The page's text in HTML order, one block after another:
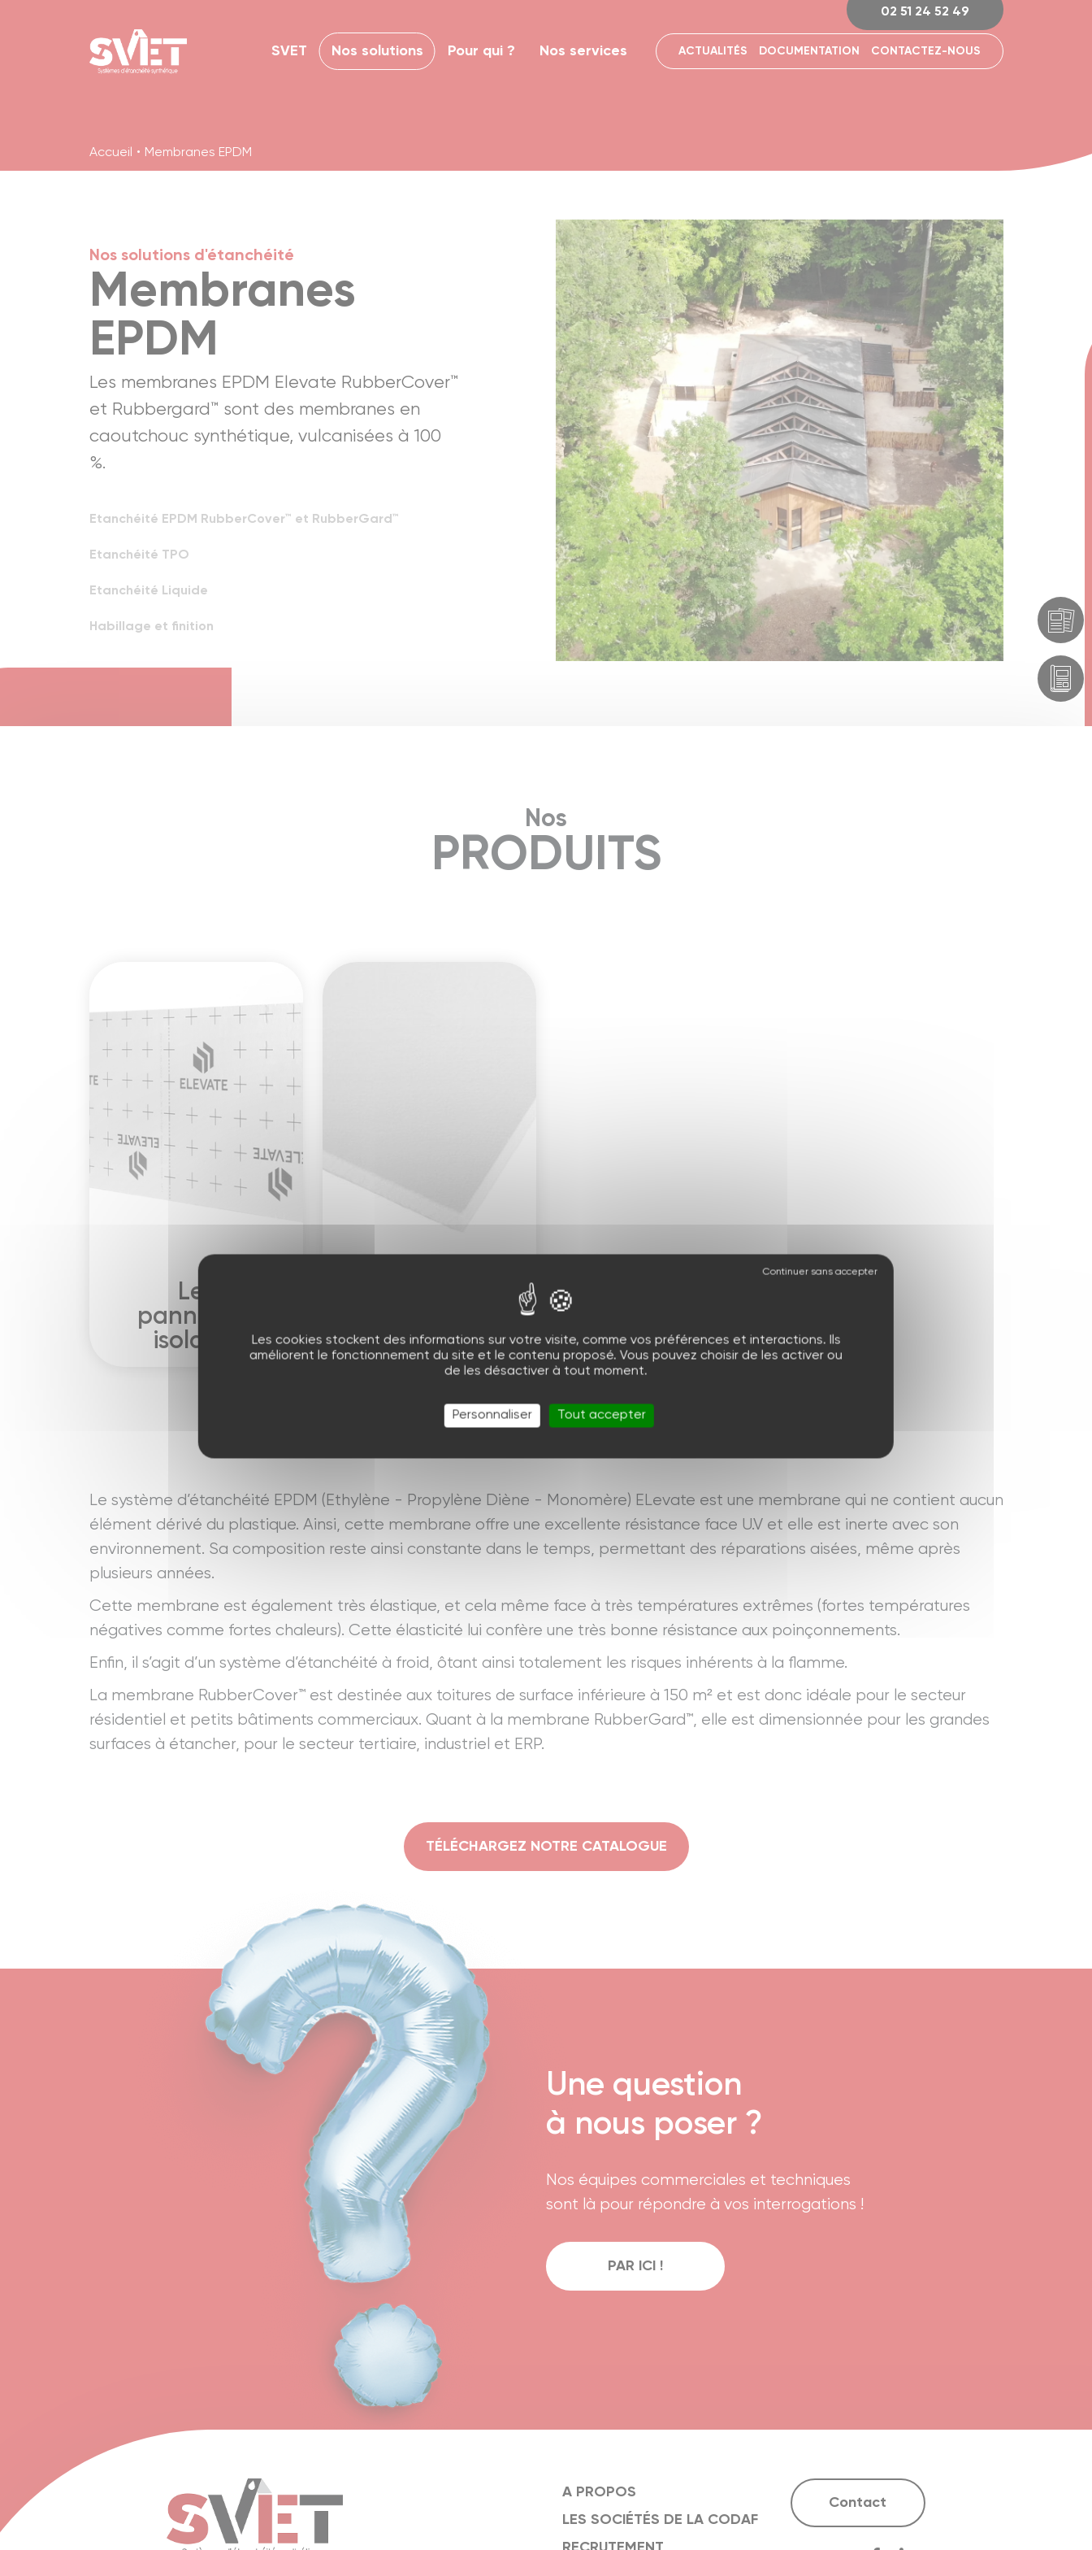
SVET Nos solutions Pour qui ? Nos services ACTUALITÉS DOCUMENTATION CONTACTEZ-NOUS
02 51 24 52 49
Accueil Membranes EPDM
Nos solutions d'étanchéité
Membranes
EPDM
Les membranes EPDM Elevate RubberCover™
et Rubbergard™ sont des membranes en
caoutchouc synthétique, vulcanisées à 100
%.
Etanchéité EPDM RubberCover™ et RubberGard™
Etanchéité TPO
Etanchéité Liquide
Habillage et finition
Nos
PRODUITS
Les
panneaux
isolants
répartition
1 2
Le système d’étanchéité EPDM (Ethylène - Propylène Diène - Monomère) ELevate est une membrane qui ne contient aucun
élément dérivé du plastique. Ainsi, cette membrane offre une excellente résistance face U.V et elle est inerte avec son
environnement. Sa composition reste ainsi constante dans le temps, permettant des réparations aisées, même après
plusieurs années.
Cette membrane est également très élastique, et cela même face à très températures extrêmes (fortes températures
négatives comme fortes chaleurs). Cette élasticité lui confère une très bonne résistance aux poinçonnements.
Enfin, il s’agit d’un système d’étanchéité à froid, ôtant ainsi totalement les risques inhérents à la flamme.
La membrane RubberCover™ est destinée aux toitures de surface inférieure à 150 m² et est donc idéale pour le secteur
résidentiel et petits bâtiments commerciaux. Quant à la membrane RubberGard™, elle est dimensionnée pour les grandes
surfaces à étancher, pour le secteur tertiaire, industriel et ERP.
TÉLÉCHARGEZ NOTRE CATALOGUE
Une question
à nous poser ?
Nos équipes commerciales et techniques
sont là pour répondre à vos interrogations !
PAR ICI !
A PROPOS
LES SOCIÉTÉS DE LA CODAF
Contact
Les cookies stockent des informations sur votre visite, comme vos préférences et interactions. Ils
améliorent le fonctionnement du site et le contenu proposé. Vous pouvez choisir de les activer ou
de les désactiver à tout moment.
Tout accepter
Personnaliser